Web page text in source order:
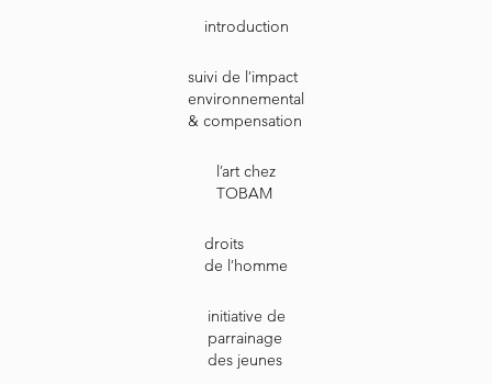
introduction
suivi de l’impact
environnemental
& compensation
l’art chez
TOBAM
droits
de l’homme
initiative de
parrainage
des jeunes